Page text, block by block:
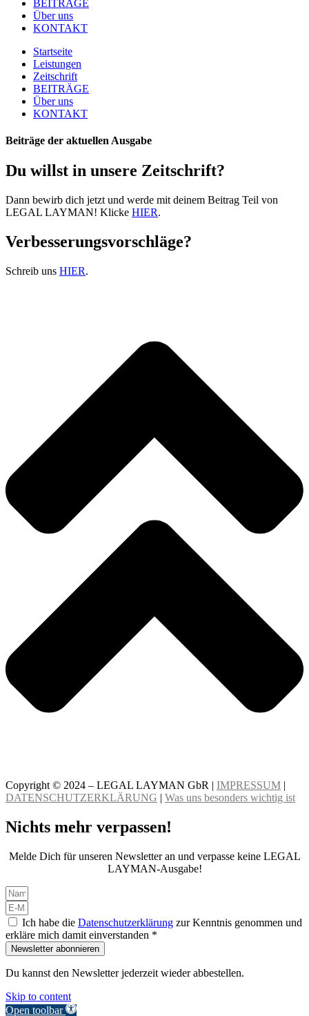
BEITRÄGE
Über uns
KONTAKT
Startseite
Leistungen
Zeitschrift
BEITRÄGE
Über uns
KONTAKT
Beiträge der aktuellen Ausgabe
Du willst in unsere Zeitschrift?
Dann bewirb dich jetzt und werde mit deinem Beitrag Teil von
LEGAL LAYMAN! Klicke HIER.
Verbesserungsvorschläge?
Schreib uns HIER.
Copyright © 2024 – LEGAL LAYMAN GbR | IMPRESSUM |
DATENSCHUTZERKLÄRUNG | Was uns besonders wichtig ist
Nichts mehr verpassen!
Melde Dich für unseren Newsletter an und verpasse keine LEGAL
LAYMAN-Ausgabe!
Ich habe die Datenschutzerklärung zur Kenntnis genommen und
erkläre mich damit einverstanden *
Newsletter abonnieren
Du kannst den Newsletter jederzeit wieder abbestellen.
Skip to content
Open toolbar